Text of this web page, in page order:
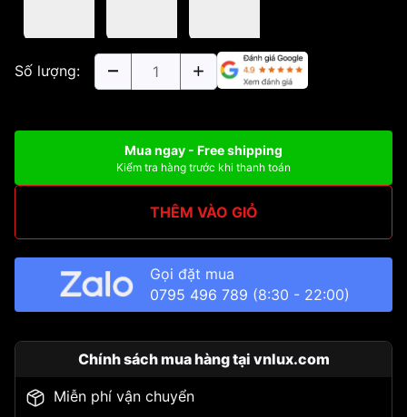
Số lượng:
Mua ngay - Free shipping
Kiểm tra hàng trước khi thanh toán
THÊM VÀO GIỎ
Gọi đặt mua
0795 496 789 (8:30 - 22:00)
Chính sách mua hàng tại vnlux.com
Miễn phí vận chuyển